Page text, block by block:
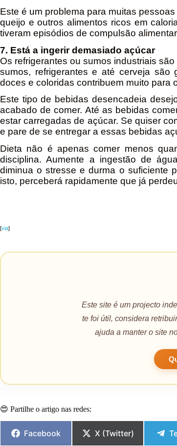
Este é um problema para muitas
queijo e outros alimentos ricos em
tiveram episódios de compulsão
7. Está a ingerir demasiado açúcar
Os refrigerantes ou sumos industriais
sumos, refrigerantes e até cerveja são
doces e coloridas contribuem muito para
Este tipo de bebidas desencadeia
acabado de comer. Até as bebidas
estar carregadas de açúcar. Se quiser
e pare de se entregar a essas bebidas
Dieta não é apenas comer menos
disciplina. Aumente a ingestão de
diminua o stresse e durma o suficiente
isto, perceberá rapidamente que já
[via]
Este site é um projecto
te foi útil, considera
ajuda a manter o site
😍 Partilhe o artigo nas redes:
Facebook X (Twitter)